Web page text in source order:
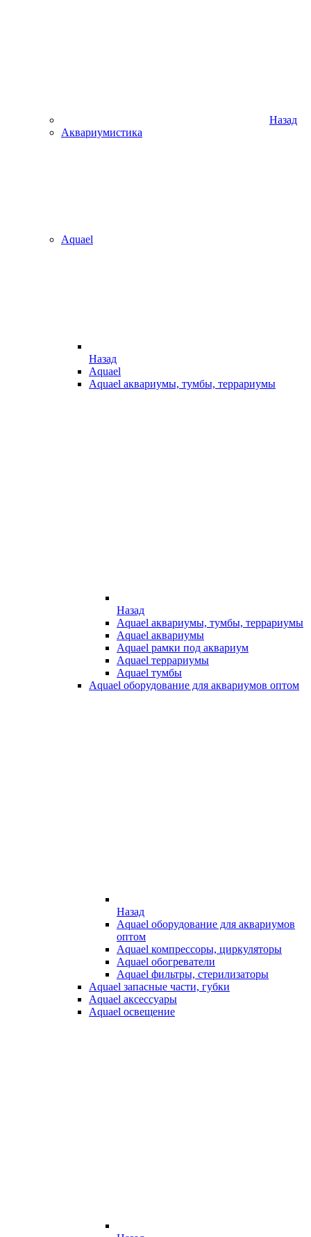
Назад
Аквариумистика
Aquael
Назад
Aquael
Aquael аквариумы, тумбы, террариумы
Назад
Aquael аквариумы, тумбы, террариумы
Aquael аквариумы
Aquael рамки под аквариум
Aquael террариумы
Aquael тумбы
Aquael оборудование для аквариумов оптом
Назад
Aquael оборудование для аквариумов
оптом
Aquael компрессоры, циркуляторы
Aquael обогреватели
Aquael фильтры, стерилизаторы
Aquael запасные части, губки
Aquael аксессуары
Aquael освещение